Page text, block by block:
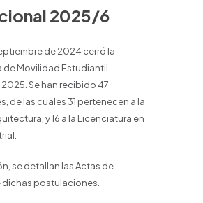
2025/6
de 2024 cerró la
Movilidad Estudiantil
Se han recibido 47
de las cuales 31 pertenecen a la
y 16 a la Licenciatura en
se detallan las Actas de
postulaciones.